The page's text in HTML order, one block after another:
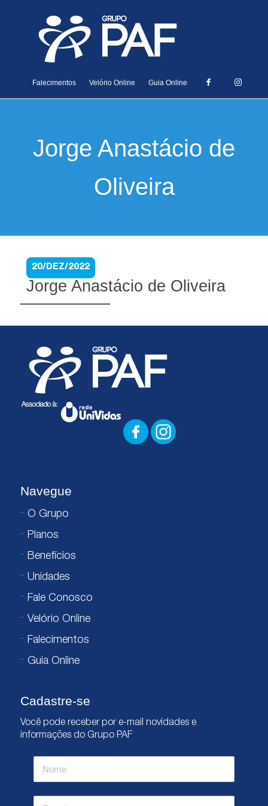
Falecimentos Velório Online Guia Online
Jorge Anastácio de
Oliveira
20/DEZ/2022
Jorge Anastácio de Oliveira
Navegue
O Grupo
Planos
Benefícios
Unidades
Fale Conosco
Velório Online
Falecimentos
Guia Online
Cadastre-se
Você pode receber por e-mail novidades e
informações do Grupo PAF